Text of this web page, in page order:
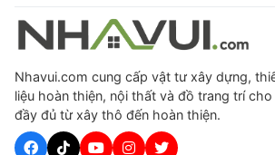
Nhavui.com cung cấp vật tư xây dựng,
liệu hoàn thiện, nội thất và đồ trang trí
đầy đủ từ xây thô đến hoàn thiện.